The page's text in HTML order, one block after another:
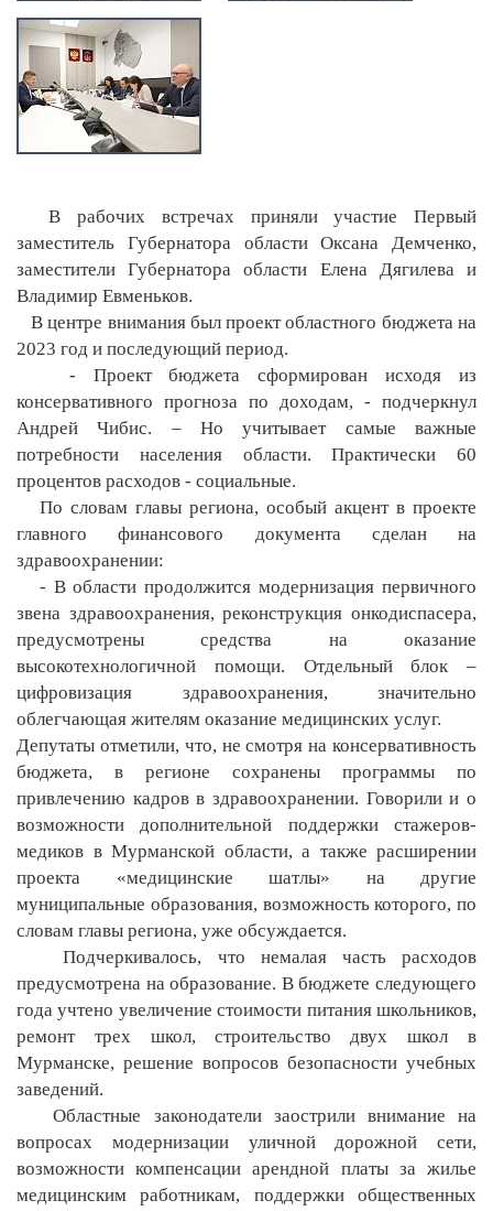
В рабочих встречах приняли участие Первый
заместитель Губернатора области Оксана Демченко,
заместители Губернатора области Елена Дягилева и
Владимир Евменьков.
В центре внимания был проект областного бюджета на
2023 год и последующий период.
- Проект бюджета сформирован исходя из
консервативного прогноза по доходам, - подчеркнул
Андрей Чибис. – Но учитывает самые важные
потребности населения области. Практически 60
процентов расходов - социальные.
По словам главы региона, особый акцент в проекте
главного финансового документа сделан на
здравоохранении:
- В области продолжится модернизация первичного
звена здравоохранения, реконструкция онкодиспасера,
предусмотрены средства на оказание
высокотехнологичной помощи. Отдельный блок –
цифровизация здравоохранения, значительно
облегчающая жителям оказание медицинских услуг.
Депутаты отметили, что, не смотря на консервативность
бюджета, в регионе сохранены программы по
привлечению кадров в здравоохранении. Говорили и о
возможности дополнительной поддержки стажеров-
медиков в Мурманской области, а также расширении
проекта «медицинские шатлы» на другие
муниципальные образования, возможность которого, по
словам главы региона, уже обсуждается.
Подчеркивалось, что немалая часть расходов
предусмотрена на образование. В бюджете следующего
года учтено увеличение стоимости питания школьников,
ремонт трех школ, строительство двух школ в
Мурманске, решение вопросов безопасности учебных
заведений.
Областные законодатели заострили внимание на
вопросах модернизации уличной дорожной сети,
возможности компенсации арендной платы за жилье
медицинским работникам, поддержки общественных